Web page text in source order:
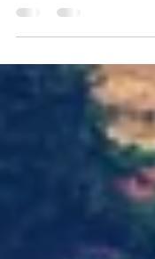
ξαναβρεθούμε όλοι
αναπολήσουμε